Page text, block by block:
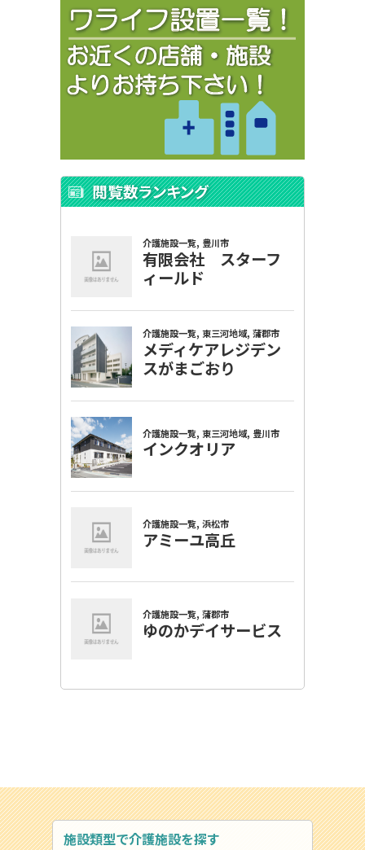
閲覧数ランキング
施設類型で介護施設を探す